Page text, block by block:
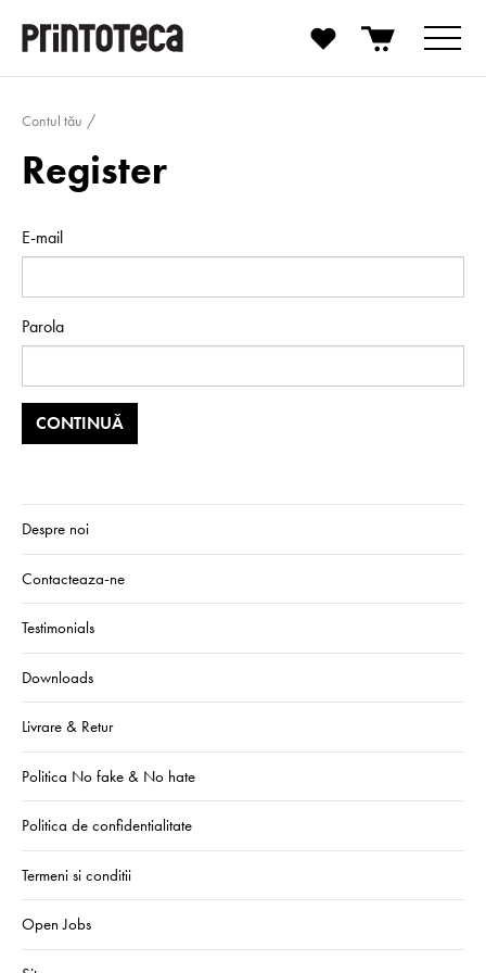
Contul tău
Register
E-mail
Parola
Despre noi
Contacteaza-ne
Testimonials
Downloads
Livrare & Retur
Politica No fake & No hate
Politica de confidentialitate
Termeni si conditii
Open Jobs